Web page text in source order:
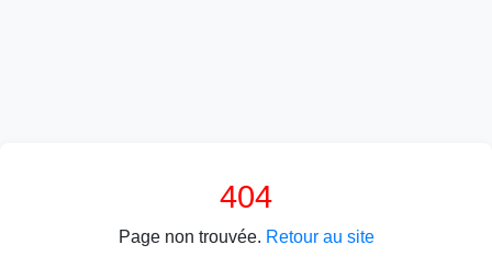
404
Page non trouvée. Retour au site